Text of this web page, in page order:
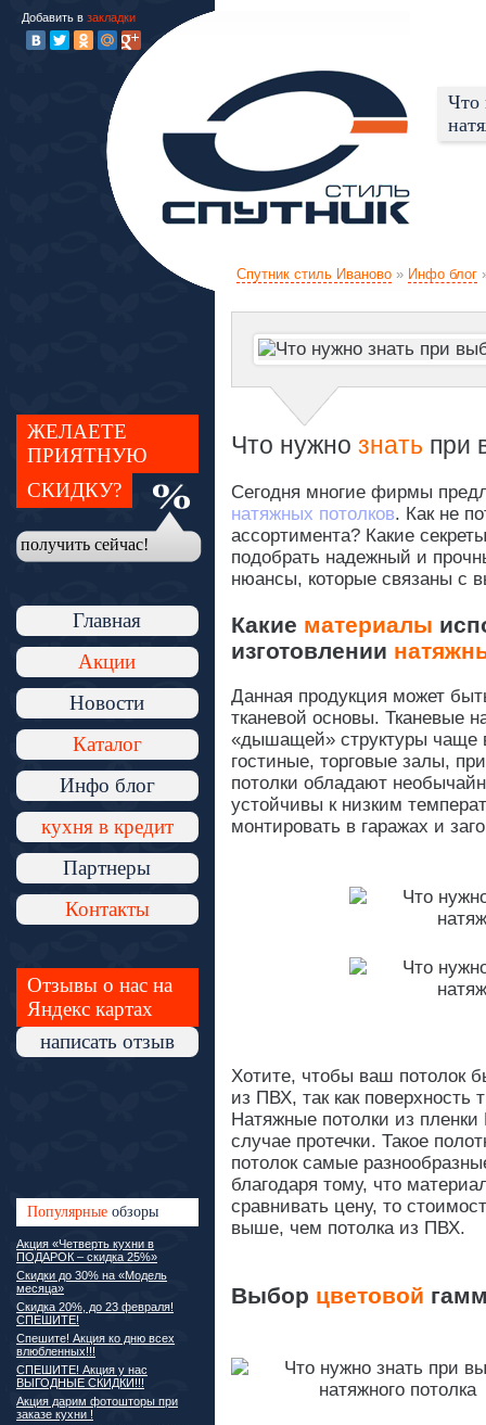
Добавить в закладки
ЖЕЛАЕТЕ
ПРИЯТНУЮ
СКИДКУ?
получить сейчас!
Главная
Акции
Новости
Каталог
Инфо блог
кухня в кредит
Партнеры
Контакты
Отзывы о нас на
Яндекс картах
написать отзыв
Популярные обзоры
Акция «Четверть кухни в
ПОДАРОК – скидка 25%»
Скидки до 30% на «Модель
месяца»
Скидка 20%, до 23 февраля!
СПЕШИТЕ!
Спешите! Акция ко дню всех
влюбленных!!!
СПЕШИТЕ! Акция у нас
ВЫГОДНЫЕ СКИДКИ!!!
Акция дарим фотошторы при
заказе кухни !
Спутник стиль Иваново » Инфо блог
Что
Что нужно знать при
Сегодня многие фирмы
натяжных потолков. Как не
ассортимента? Какие
подобрать надежный и
нюансы, которые связаны с
Какие материалы
изготовлении
Данная продукция может
тканевой основы. Тканевые
«дышащей» структуры чаще
гостиные, торговые залы,
потолки обладают
устойчивы к низким
монтировать в гаражах и
Хотите, чтобы ваш потолок
из ПВХ, так как поверхность
Натяжные потолки из
случае протечки. Такое
потолок самые
благодаря тому, что
сравнивать цену, то
выше, чем потолка из ПВХ.
Выбор цветовой